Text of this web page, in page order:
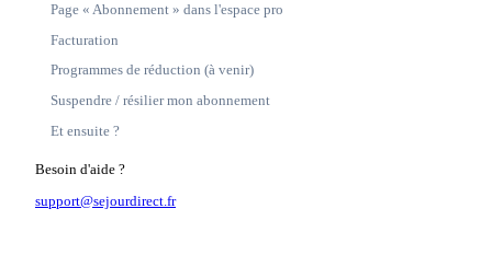
Page « Abonnement » dans l'espace pro
Facturation
Programmes de réduction (à venir)
Suspendre / résilier mon abonnement
Et ensuite ?
Besoin d'aide ?
support@sejourdirect.fr